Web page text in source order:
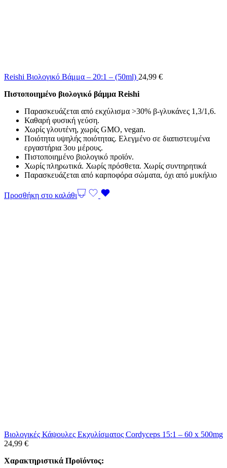
Reishi Βιολογικό Βάμμα – 20:1 – (50ml) 24,99 €
Πιστοποιημένο βιολογικό βάμμα Reishi
Παρασκευάζεται από εκχύλισμα >30% β-γλυκάνες 1,3/1,6.
Καθαρή φυσική γεύση.
Χωρίς γλουτένη, χωρίς GMO, vegan.
Ποιότητα υψηλής ποιότητας. Ελεγμένο σε διαπιστευμένα
εργαστήρια 3ου μέρους.
Πιστοποιημένο βιολογικό προϊόν.
Χωρίς πληρωτικά. Χωρίς πρόσθετα. Χωρίς συντηρητικά
Παρασκευάζεται από καρποφόρα σώματα, όχι από μυκήλιο
Προσθήκη στο καλάθι
Βιολογικές Κάψουλες Εκχυλίσματος Cordyceps 15:1 – 60 x 500mg
24,99 €
Χαρακτηριστικά Προϊόντος: